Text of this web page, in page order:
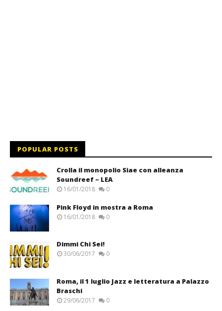
POPULAR POSTS
Crolla il monopolio Siae con alleanza
Soundreef – LEA
16/01/2018 0
Pink Floyd in mostra a Roma
16/01/2018 0
Dimmi Chi Sei!
30/06/2017 0
Roma, il 1 luglio Jazz e letteratura a Palazzo
Braschi
29/06/2017 0